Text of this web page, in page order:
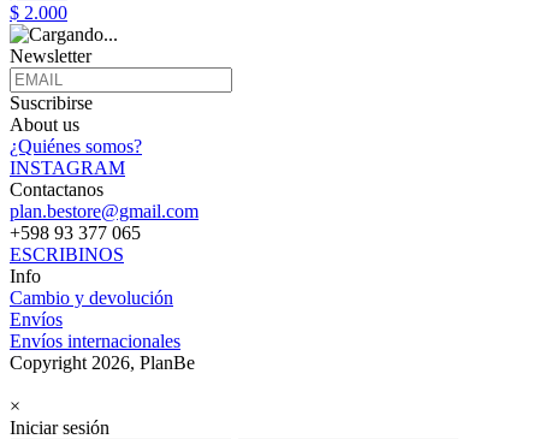
$ 2.000
Newsletter
Suscribirse
About us
¿Quiénes somos?
INSTAGRAM
Contactanos
plan.bestore@gmail.com
+598 93 377 065
ESCRIBINOS
Info
Cambio y devolución
Envíos
Envíos internacionales
Copyright 2026, PlanBe
×
Iniciar sesión